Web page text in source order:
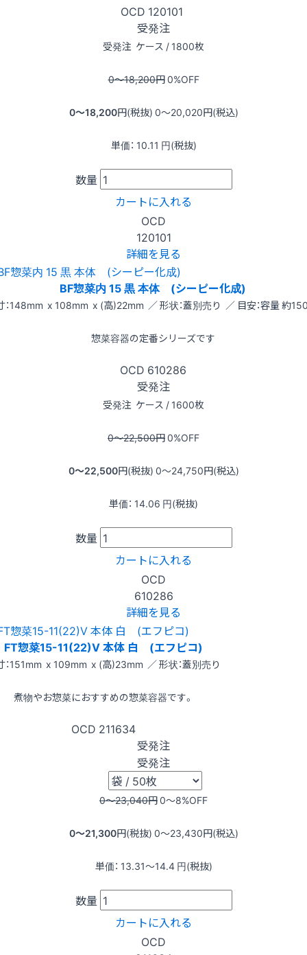
OCD 120101
受発注
受発注 ケース / 1800枚
0〜18,200円0%OFF
0〜18,200円(税抜) 0〜20,020円(税込)
単価： 10.11 円(税抜)
数量
カートに入れる
OCD
120101
詳細を見る
BF惣菜内 15 黒 本体 (シーピー化成)
：148mm x 108mm x (高)22mm ／ 形状：蓋別売り ／ 目安：容量 約
惣菜容器の定番シリーズです
OCD 610286
受発注
受発注 ケース / 1600枚
0〜22,500円0%OFF
0〜22,500円(税抜) 0〜24,750円(税込)
単価： 14.06 円(税抜)
数量
カートに入れる
OCD
610286
詳細を見る
FT惣菜15-11(22)V 本体 白 (エフピコ)
：151mm x 109mm x (高)23mm ／ 形状：蓋別売り
煮物やお惣菜におすすめの惣菜容器です。
OCD 211634
受発注
受発注
0〜23,040円0〜8%OFF
0〜21,300円(税抜) 0〜23,430円(税込)
単価： 13.31〜14.4 円(税抜)
数量
カートに入れる
OCD